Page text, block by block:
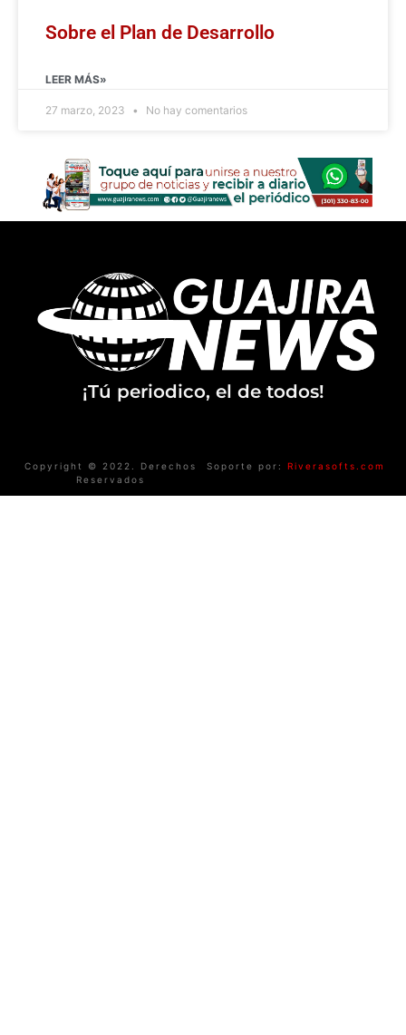
Sobre el Plan de Desarrollo
LEER MÁS»
27 marzo, 2023 No hay comentarios
¡Tú periodico, el de todos!
Copyright © 2022. Derechos
Reservados
Soporte por: Riverasofts.com